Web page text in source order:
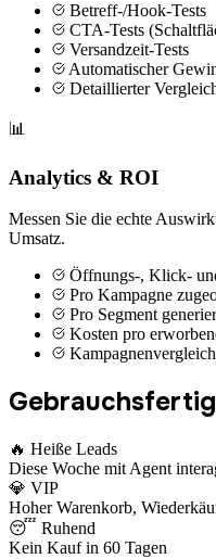
Betreff-/Hook-Tests
CTA-Tests
Versandzeit-Tests
Automatischer
Detaillierter
📊
Analytics & ROI
Messen Sie die echte
Umsatz.
Öffnungs-, Klick-
Pro Kampagne
Pro Segment
Kosten pro
🔥 Heiße Leads
Diese Woche mit Agent
💎 VIP
Hoher Warenkorb,
😴 Ruhend
Kein Kauf in 60 Tagen